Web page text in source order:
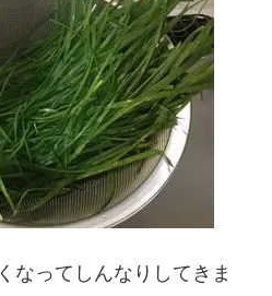
なってしんなりしてきま